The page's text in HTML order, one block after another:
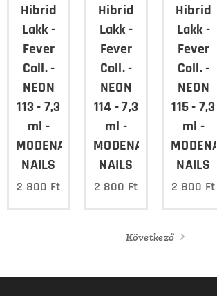
Hibrid
Lakk -
Fever
Coll. -
NEON
113 - 7,3
ml -
MODENA
NAILS
2 800 Ft
Hibrid
Lakk -
Fever
Coll. -
NEON
114 - 7,3
ml -
MODENA
NAILS
2 800 Ft
Hibrid
Lakk -
Fever
Coll. -
NEON
115 - 7,3
ml -
MODENA
NAILS
2 800 Ft
Következő